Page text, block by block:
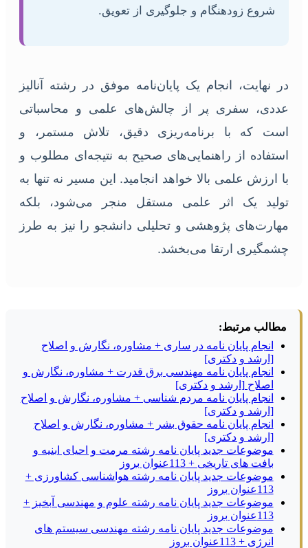
شروع زودهنگام و جلوگیری از تعویق.
در نهایت، انجام یک پایان‌نامه موفق در رشته آنالیز
عددی، سفری پر از چالش‌های علمی و محاسباتی
است که با برنامه‌ریزی دقیق، تلاش مستمر، و
استفاده از راهنمایی‌های صحیح به نتیجه‌ای مطلوب و
با ارزش علمی بالا خواهد انجامید. این مسیر نه تنها به
تولید یک اثر علمی مستقل منجر می‌شود، بلکه
مهارت‌های پژوهشی و تحلیلی دانشجو را نیز به طرز
چشمگیری ارتقا می‌بخشد.
مطالب مرتبط:
انجام پایان نامه در ساری + مشاوره، نگارش و اصلاح
[ارشد و دکتری]
انجام پایان نامه مهندسی برق قدرت + مشاوره، نگارش و
اصلاح [ارشد و دکتری]
انجام پایان نامه مردم شناسی + مشاوره، نگارش و اصلاح
[ارشد و دکتری]
انجام پایان نامه حقوق بشر + مشاوره، نگارش و اصلاح
[ارشد و دکتری]
موضوعات جدید پایان نامه رشته مرمت و احیای ابنیه و
بافت های تاریخی + 113عنوان بروز
موضوعات جدید پایان نامه رشته هواشناسی کشاورزی +
113عنوان بروز
موضوعات جدید پایان نامه رشته علوم و مهندسی آبخیز +
113عنوان بروز
موضوعات جدید پایان نامه رشته مهندسی سیستم های
انرژی + 113عنوان بروز